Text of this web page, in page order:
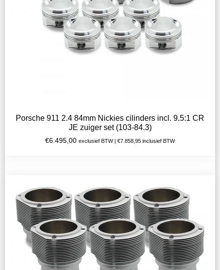
Porsche 911 2.4 84mm Nickies cilinders incl. 9.5:1 CR
JE zuiger set (103-84.3)
€6.495,00 exclusief BTW | €7.858,95 inclusief BTW